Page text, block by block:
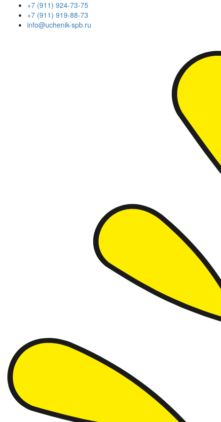
+7 (911) 924-73-75
+7 (911) 919-88-73
info@uchenik-spb.ru